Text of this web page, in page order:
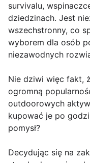
survivalu,
dziedzinach. Jest
wszechstronny, co
wyborem dla osób
niezawodnych
Nie dziwi więc fakt,
ogromną
outdoorowych
kupować je po
pomysł?
Decydując się na